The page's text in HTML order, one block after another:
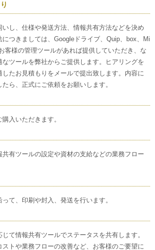
いし、仕様や発送方法、情報共有方法などを決め
につきましては、Googleドライブ、Quip、box、Mi
客様の管理ツールがあれば提供していただき、な
なツールを弊社からご提供します。ヒアリングを
たお見積もりをメールで提出致します。内容に
ら、正式にご依頼をお願いします。
入いただきます。
有ツールの設定や資材の支給などの業務フロー
て、印刷や封入、発送を行います。
て情報共有ツールでステータスを共有します。
ストや業務フローの改善など、お客様のご要望に